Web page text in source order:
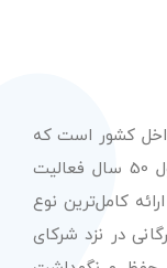
داخل کشور است که
عرضه با کیفیت‌ترین محصولات از معتبرترین برندهای شناخته شده بین‌المللی را در طول 50 سال فعالیت
کامل‌ترین نوع
در نزد شرکای